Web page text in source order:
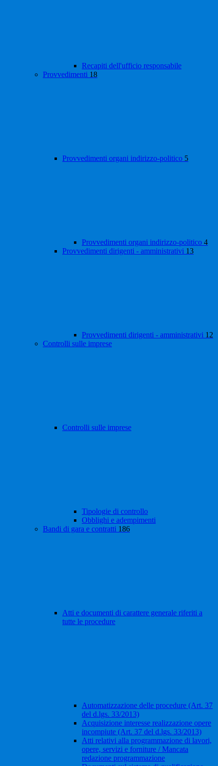
Recapiti dell'ufficio responsabile
Provvedimenti 18
Provvedimenti organi indirizzo-politico 5
Provvedimenti organi indirizzo-politico 4
Provvedimenti dirigenti - amministrativi 13
Provvedimenti dirigenti - amministrativi 12
Controlli sulle imprese
Controlli sulle imprese
Tipologie di controllo
Obblighi e adempimenti
Bandi di gara e contratti 186
Atti e documenti di carattere generale riferiti a
tutte le procedure
Automatizzazione delle procedure (Art. 37
del d.lgs. 33/2013)
Acquisizione interesse realizzazione opere
incompiute (Art. 37 del d.lgs. 33/2013)
Atti relativi alla programmazione di lavori,
opere, servizi e forniture / Mancata
redazione programmazione